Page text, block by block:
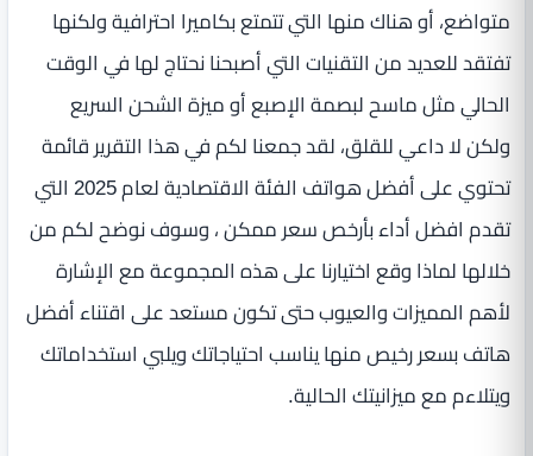
متواضع، أو هناك منها التي تتمتع بكاميرا احترافية ولكنها
تفتقد للعديد من التقنيات التي أصبحنا نحتاج لها في الوقت
الحالي مثل ماسح لبصمة الإصبع أو ميزة الشحن السريع
ولكن لا داعي للقلق، لقد جمعنا لكم في هذا التقرير قائمة
تحتوي على أفضل هواتف الفئة الاقتصادية لعام 2025 التي
تقدم افضل أداء بأرخص سعر ممكن ، وسوف نوضح لكم من
خلالها لماذا وقع اختيارنا على هذه المجموعة مع الإشارة
لأهم المميزات والعيوب حتى تكون مستعد على اقتناء أفضل
هاتف بسعر رخيص منها يناسب احتياجاتك ويلبي استخداماتك
ويتلاءم مع ميزانيتك الحالية.